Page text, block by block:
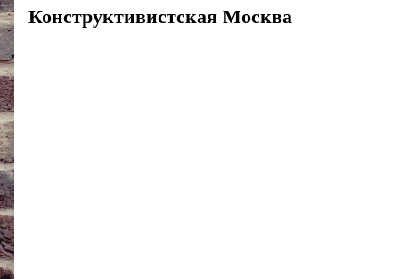
Конструктивистская Москва